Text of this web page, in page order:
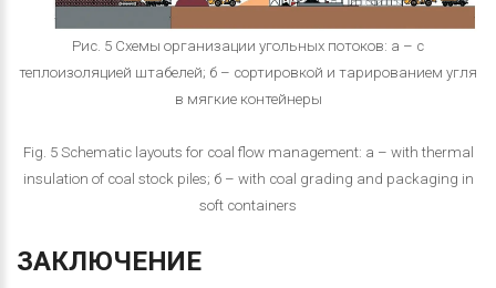
Рис. 5 Схемы организации угольных потоков: а – с
теплоизоляцией штабелей; б – сортировкой и тарированием угля
в мягкие контейнеры
Fig. 5 Schematic layouts for coal flow management: а – with thermal
insulation of coal stock piles; б – with coal grading and packaging in
soft containers
ЗАКЛЮЧЕНИЕ